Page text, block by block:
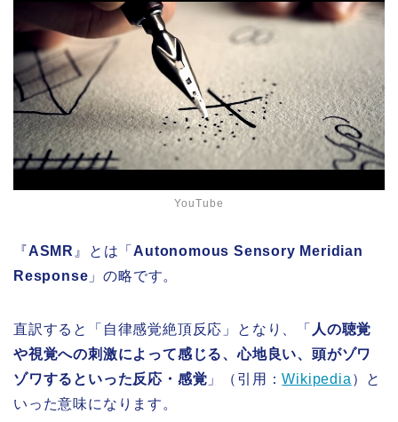
YouTube
『ASMR 』とは「 Autonomous Sensory Meridian
Response 」の略です。
直訳すると「自律感覚絶頂反応」となり、「 人の聴覚
や視覚への刺激によって感じる、心地良い、頭がゾワ
ゾワするといった反応・感覚 」（引用：Wikipedia ）と
いった意味になります。